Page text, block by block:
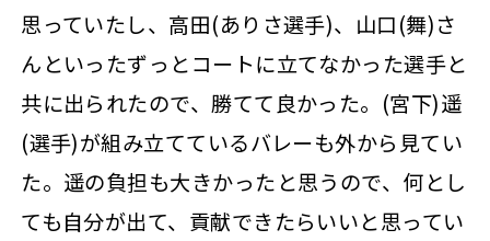
思っていたし、高田(ありさ選手)、山口(舞)さ
んといったずっとコートに立てなかった選手と
共に出られたので、勝てて良かった。(宮下)遥
(選手)が組み立てているバレーも外から見てい
た。遥の負担も大きかったと思うので、何とし
ても自分が出て、貢献できたらいいと思ってい